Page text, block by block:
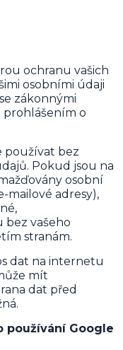
ochranu vašich
osobními údaji
zákonnými
prohlášením o
používat bez
Pokud jsou na
osobní
mailové adresy),
vašeho
stranám.
dat na internetu
mít
dat před
používání Google